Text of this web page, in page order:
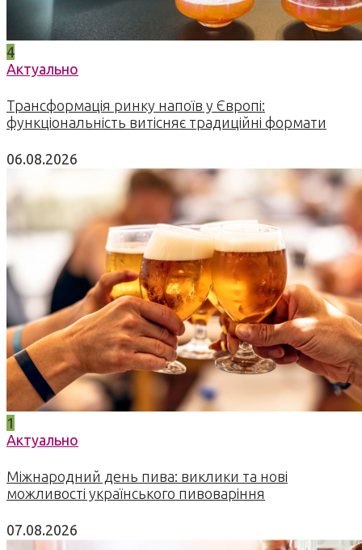
4
Актуально
Трансформація ринку напоїв у Європі:
функціональність витісняє традиційні формати
06.08.2026
1
Актуально
Міжнародний день пива: виклики та нові
можливості українського пивоваріння
07.08.2026